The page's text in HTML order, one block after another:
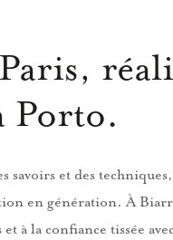
Porto.
et des
en génération. À
à la confiance tissée